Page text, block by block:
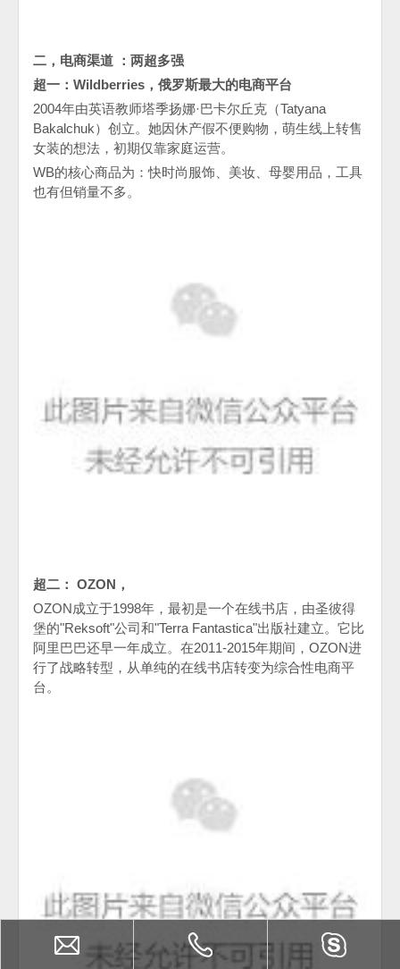
二，电商渠道 ：两超多强
超一： Wildberries ，俄罗斯最大的电商平台
2004年由英语教师塔季扬娜·巴卡尔丘克（Tatyana
Bakalchuk）创立。她因休产假不便购物，萌生线上转售
女装的想法，初期仅靠家庭运营。
WB的核心商品为：快时尚服饰、美妆、母婴用品，工具
也有但销量不多。
超二： OZON，
OZON成立于1998年，最初是一个在线书店，由圣彼得
堡的"Reksoft"公司和"Terra Fantastica"出版社建立。它比
阿里巴巴还早一年成立。在2011-2015年期间，OZON进
行了战略转型，从单纯的在线书店转变为综合性电商平
台。